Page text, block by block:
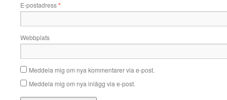
E-postadress*
Webbplats
Meddela mig om nya kommentarer via e-post.
Meddela mig om nya inlägg via e-post.